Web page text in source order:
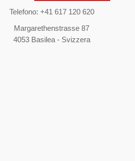
Telefono: +41 617 120 620
Margarethenstrasse 87
4053 Basilea - Svizzera